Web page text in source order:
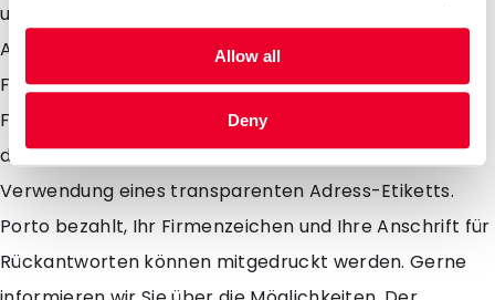
Allow all
Deny
und zusammen mit den bestehenden Formaten DIN
A4, DIN A5, DIN A6 und den rechteckigen und kleinen
Formaten findet sich also immer ein geeignetes
Format. Sie können die resonanzerhöhende Wirkung
der Mailbags zusätzlich noch verstärken durch
Verwendung eines transparenten Adress-Etiketts.
Porto bezahlt, Ihr Firmenzeichen und Ihre Anschrift für
Rückantworten können mitgedruckt werden. Gerne